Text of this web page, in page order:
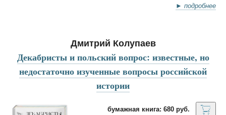
► подробнее
Дмитрий Колупаев
Декабристы и польский вопрос: известные, но
недостаточно изученные вопросы российской
истории
бумажная книга: 680 руб.